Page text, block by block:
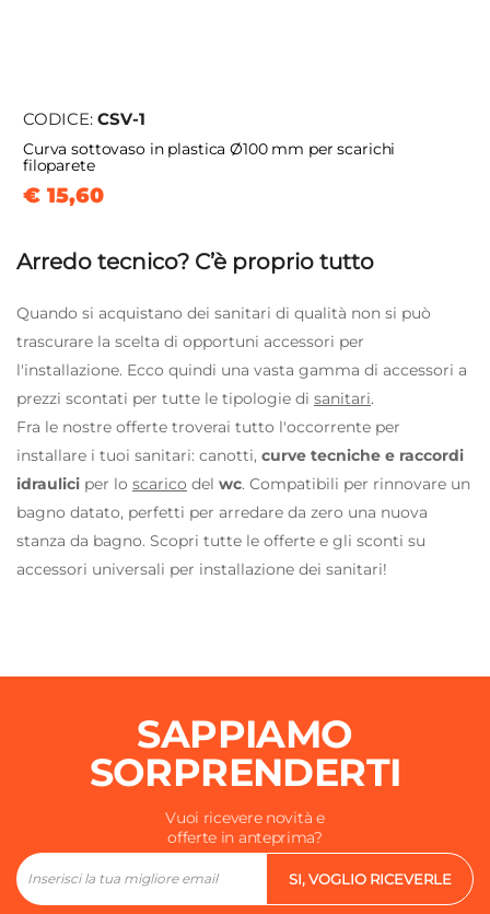
CODICE: CSV-1
Curva sottovaso in plastica Ø100 mm per scarichi
filoparete
€ 15,60
Arredo tecnico? C’è proprio tutto
Quando si acquistano dei sanitari di qualità non si può
trascurare la scelta di opportuni accessori per
l'installazione. Ecco quindi una vasta gamma di accessori a
prezzi scontati per tutte le tipologie di sanitari.
Fra le nostre offerte troverai tutto l'occorrente per
installare i tuoi sanitari: canotti, curve tecniche e raccordi
idraulici per lo scarico del wc. Compatibili per rinnovare un
bagno datato, perfetti per arredare da zero una nuova
stanza da bagno. Scopri tutte le offerte e gli sconti su
accessori universali per installazione dei sanitari!
SAPPIAMO
SORPRENDERTI
Vuoi ricevere novità e
offerte in anteprima?
SI, VOGLIO RICEVERLE